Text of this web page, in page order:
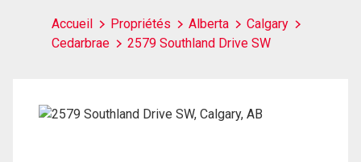
Accueil Propriétés Alberta
Calgary
Cedarbrae
2579 Southland Drive SW